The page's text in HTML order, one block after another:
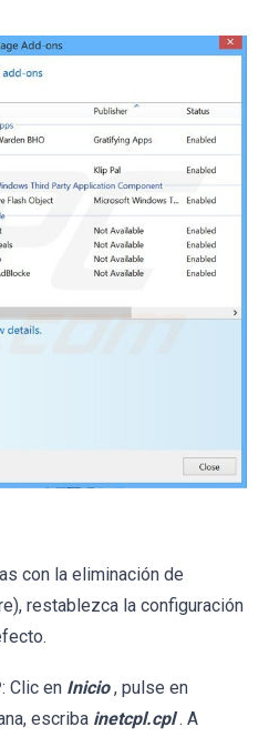
con la eliminación de
restablezca la configuración
: Clic en Inicio , pulse en
escriba inetcpl.cpl . A